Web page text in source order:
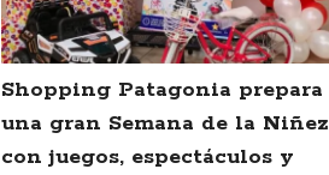
Shopping Patagonia prepara
una gran Semana de la Niñez
con juegos, espectáculos y